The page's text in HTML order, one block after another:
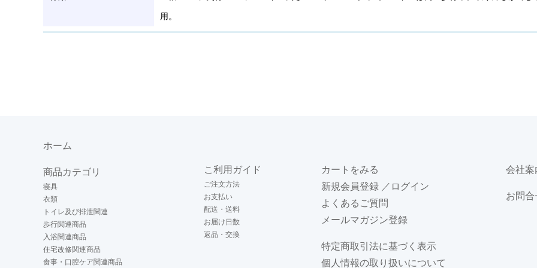
用。
ホーム
商品カテゴリ
寝具
衣類
トイレ及び排泄関連
歩行関連商品
入浴関連商品
住宅改修関連商品
食事・口腔ケア関連商品
こ利用ガイド
ご注文方法
お支払い
配送・送料
お届け日数
返品・交換
カートをみる
新規会員登録 ／ログイン
よくあるご質問
メールマガジン登録
特定商取引法に基づく表示
個人情報の取り扱いについて
会社案
お問合